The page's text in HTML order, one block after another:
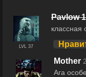
LVL 37
Pavlow
классная
Mother
Ага